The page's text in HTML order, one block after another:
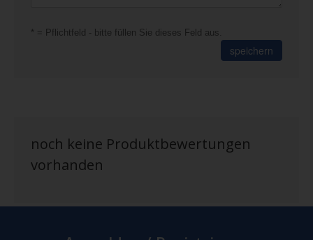
* = Pflichtfeld - bitte füllen Sie dieses Feld aus.
speichern
noch keine Produktbewertungen
vorhanden